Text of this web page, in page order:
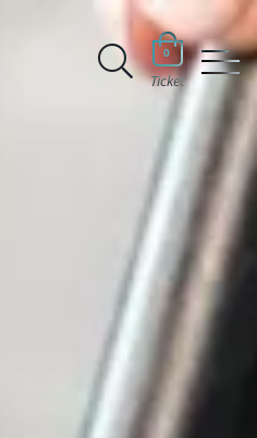
0
Ticket